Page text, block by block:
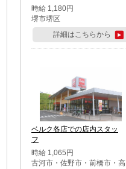
時給 1,180円
堺市堺区
詳細はこちらから
ベルク各店での店内スタッ
フ
時給 1,065円
古河市・佐野市・前橋市・高